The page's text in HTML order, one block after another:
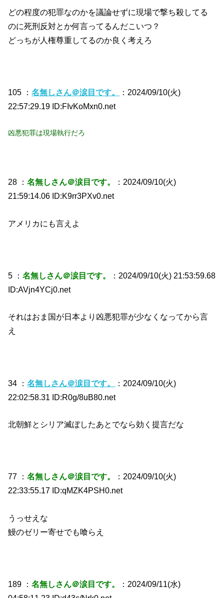
どの程度の犯罪なのかを議論せずに現場で撃ち殺してる
のに死刑反対とか何言ってるんだこいつ？
どっちが人権尊重してるのか良く考えろ
105 ：名無しさん＠涙目です。
：2024/09/10(火)
22:57:29.19 ID:FIvKoMxn0.net
凶悪犯罪は現場執行だろ
28 ：名無しさん＠涙目です。
：2024/09/10(火)
21:59:14.06 ID:K9rr3PXv0.net
アメリカにも言えよ
5 ：名無しさん＠涙目です。
：2024/09/10(火) 21:53:59.68
ID:AVjn4YCj0.net
それはおま国が日本より凶悪犯罪が少なくなってから言
え
34 ：名無しさん＠涙目です。
：2024/09/10(火)
22:02:58.31 ID:R0g/8uB80.net
北朝鮮とシリア滅ぼしたあとでなら効く提言だな
77 ：名無しさん＠涙目です。
：2024/09/10(火)
22:33:55.17 ID:qMZK4PSH0.net
うっせえな
鰻のゼリー寄せでも喰らえ
189 ：名無しさん＠涙目です。
：2024/09/11(水)